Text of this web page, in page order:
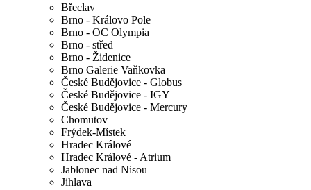
Břeclav
Brno - Královo Pole
Brno - OC Olympia
Brno - střed
Brno - Židenice
Brno Galerie Vaňkovka
České Budějovice - Globus
České Budějovice - IGY
České Budějovice - Mercury
Chomutov
Frýdek-Místek
Hradec Králové
Hradec Králové - Atrium
Jablonec nad Nisou
Jihlava